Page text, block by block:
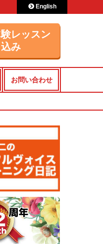
レッスン
み
English
お問い合わせ